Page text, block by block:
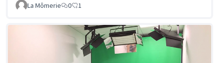
La Mômerie
0 1